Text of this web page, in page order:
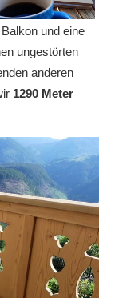
und eine
ungestörten
anderen
1290 Meter